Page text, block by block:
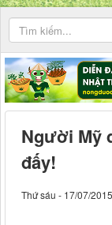
Người Mỹ
đấy!
Thứ sáu - 17/07/